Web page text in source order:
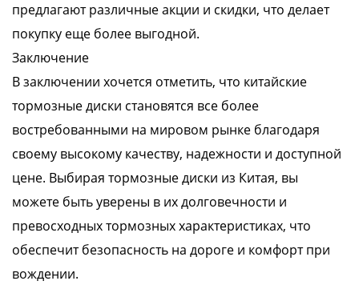
предлагают различные акции и скидки, что делает
покупку еще более выгодной.
Заключение
В заключении хочется отметить, что китайские
тормозные диски становятся все более
востребованными на мировом рынке благодаря
своему высокому качеству, надежности и доступной
цене. Выбирая тормозные диски из Китая, вы
можете быть уверены в их долговечности и
превосходных тормозных характеристиках, что
обеспечит безопасность на дороге и комфорт при
вождении.